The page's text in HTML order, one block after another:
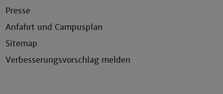
Presse
Anfahrt und Campusplan
Sitemap
Verbesserungsvorschlag melden